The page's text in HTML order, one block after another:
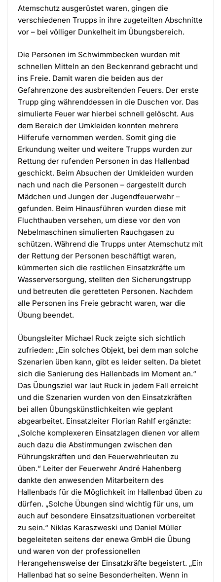
Atemschutz ausgerüstet waren, gingen die
verschiedenen Trupps in ihre zugeteilten Abschnitte
vor – bei völliger Dunkelheit im Übungsbereich.
Die Personen im Schwimmbecken wurden mit
schnellen Mitteln an den Beckenrand gebracht und
ins Freie. Damit waren die beiden aus der
Gefahrenzone des ausbreitenden Feuers. Der erste
Trupp ging währenddessen in die Duschen vor. Das
simulierte Feuer war hierbei schnell gelöscht. Aus
dem Bereich der Umkleiden konnten mehrere
Hilferufe vernommen werden. Somit ging die
Erkundung weiter und weitere Trupps wurden zur
Rettung der rufenden Personen in das Hallenbad
geschickt. Beim Absuchen der Umkleiden wurden
nach und nach die Personen – dargestellt durch
Mädchen und Jungen der Jugendfeuerwehr –
gefunden. Beim Hinausführen wurden diese mit
Fluchthauben versehen, um diese vor den von
Nebelmaschinen simulierten Rauchgasen zu
schützen. Während die Trupps unter Atemschutz mit
der Rettung der Personen beschäftigt waren,
kümmerten sich die restlichen Einsatzkräfte um
Wasserversorgung, stellten den Sicherungstrupp
und betreuten die geretteten Personen. Nachdem
alle Personen ins Freie gebracht waren, war die
Übung beendet.
Übungsleiter Michael Ruck zeigte sich sichtlich
zufrieden: „Ein solches Objekt, bei dem man solche
Szenarien üben kann, gibt es leider selten. Da bietet
sich die Sanierung des Hallenbads im Moment an.“
Das Übungsziel war laut Ruck in jedem Fall erreicht
und die Szenarien wurden von den Einsatzkräften
bei allen Übungskünstlichkeiten wie geplant
abgearbeitet. Einsatzleiter Florian Rahlf ergänzte:
„Solche komplexeren Einsatzlagen dienen vor allem
auch dazu die Abstimmungen zwischen den
Führungskräften und den Feuerwehrleuten zu
üben.“ Leiter der Feuerwehr André Hahenberg
dankte den anwesenden Mitarbeitern des
Hallenbads für die Möglichkeit im Hallenbad üben zu
dürfen. „Solche Übungen sind wichtig für uns, um
auch auf besondere Einsatzsituationen vorbereitet
zu sein.“ Niklas Karaszweski und Daniel Müller
begeleiteten seitens der enewa GmbH die Übung
und waren von der professionellen
Herangehensweise der Einsatzkräfte begeistert. „Ein
Hallenbad hat so seine Besonderheiten. Wenn in